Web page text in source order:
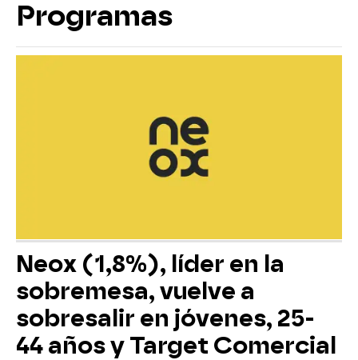
Programas
Neox (1,8%), líder en la
sobremesa, vuelve a
sobresalir en jóvenes, 25-
44 años y Target Comercial